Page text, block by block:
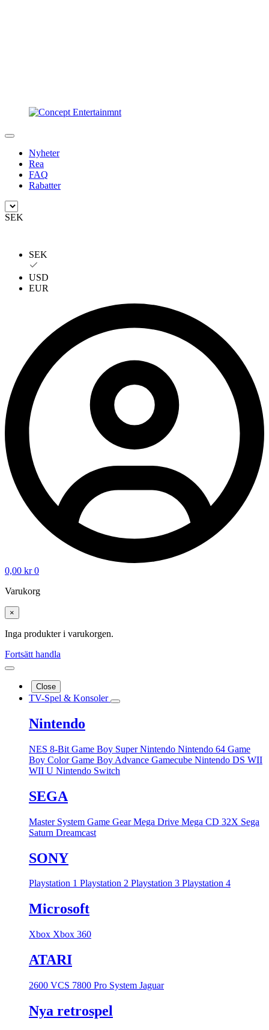
Nyheter
Rea
FAQ
Rabatter
SEK
SEK
USD
EUR
0,00 kr 0
Varukorg
×
Inga produkter i varukorgen.
Fortsätt handla
Close
TV-Spel & Konsoler
Nintendo
NES 8-Bit Game Boy Super Nintendo Nintendo 64 Game
Boy ColorGame Boy Advance Gamecube Nintendo DS WII
WII U Nintendo Switch
SEGA
Master System Game GearMega Drive Mega CD 32X Sega
Saturn Dreamcast
SONY
Playstation 1 Playstation 2 Playstation 3 Playstation 4
Microsoft
Xbox Xbox 360
ATARI
2600 VCS 7800 Pro System Jaguar
Nya retrospel